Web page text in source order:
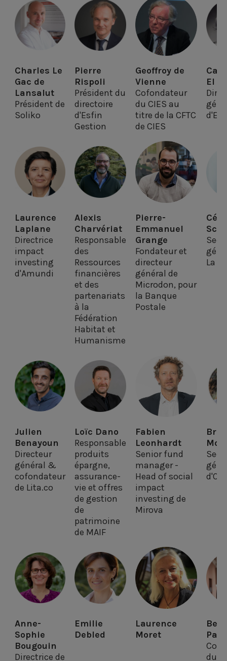
Charles Le
Gac de
Lansalut
Président de
Soliko
Pierre
Rispoli
Président du
directoire
d'Esfin
Gestion
Geoffroy de
Vienne
Cofondateur
du CIES au
titre de la CFTC
de CIES
El
Laurence
Laplane
Directrice
impact
investing
d'Amundi
Alexis
Charvériat
Responsable
des
Ressources
financières
et des
partenariats
à la
Fédération
Habitat et
Humanisme
Pierre-
Emmanuel
Grange
Fondateur et
directeur
général de
Microdon, pour
la Banque
Postale
La
Julien
Benayoun
Directeur
général &
cofondateur
de Lita.co
Loïc Dano
Responsable
produits
épargne,
assurance-
vie et offres
de gestion
de
patrimoine
de MAIF
Fabien
Leonhardt
Senior fund
manager -
Head of social
impact
investing de
Mirova
Anne-
Sophie
Bougouin
Directrice de
Emilie
Debled
Laurence
Moret
du